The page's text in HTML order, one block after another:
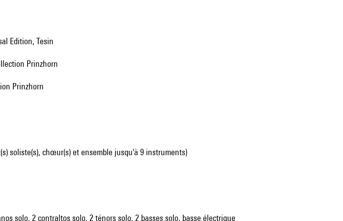
Edition, Tesin
Prinzhorn
Prinzhorn
soliste(s), chœur(s) et ensemble jusqu'à 9 instruments)
solo, 2 contraltos solo, 2 ténors solo, 2 basses solo, basse électrique